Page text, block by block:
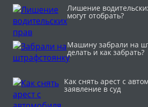
Лишение
могут отобрать?
Машину забрали на
делать и как забрать?
Как снять арест с
заявление в суд